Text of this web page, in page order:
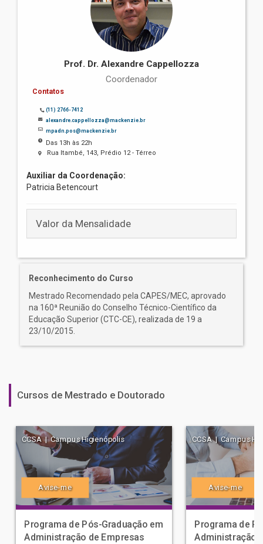
Prof. Dr. Alexandre Cappellozza
Coordenador
Contatos
(11) 2766-7412
alexandre.cappellozza@mackenzie.br
mpadn.pos@mackenzie.br
Das 13h às 22h
Rua Itambé, 143, Prédio 12 - Térreo
Auxiliar da Coordenação:
Patricia Betencourt
Valor da Mensalidade
Reconhecimento do Curso
Mestrado Recomendado pela CAPES/MEC, aprovado
na 160ª Reunião do Conselho Técnico-Científico da
Educação Superior (CTC-CE), realizada de 19 a
23/10/2015.
Cursos de Mestrado e Doutorado
CCSA | Campus Higienópolis
Avise-me
Programa de Pós-Graduação em
Administração de Empresas
CCSA | Campus
Avise-me
Programa de
Administração